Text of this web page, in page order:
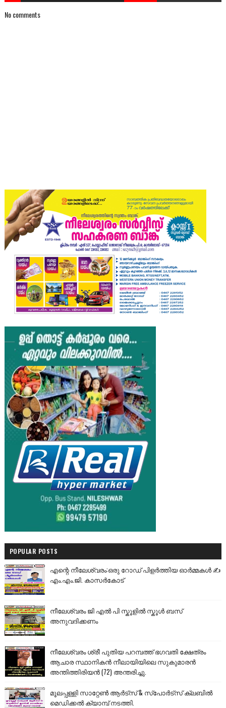
No comments
POPULAR POSTS
എന്റെ നീലേശ്വരം:ഒരു റോഡ് പിളർത്തിയ ഓർമ്മകൾ ✍️
എം.എം.ജി. കാസർകോട്
നീലേശ്വരം ജി എൽ പി സ്കൂളിൽ സ്കൂൾ ബസ്
അനുവദിക്കണം
നീലേശ്വരം ശ്രീ പുതിയ പറമ്പത്ത് ഭഗവതി ക്ഷേത്രം
ആചാര സ്ഥാനികൻ നീലായിയിലെ സുകുമാരൻ
അന്തിത്തിരിയൻ (72) അന്തരിച്ചു.
മൂലപ്പള്ളി സാറ്റേൺ ആർട്സ് & സ്പോർട്സ് ക്ലബിൽ
മെഡിക്കൽ ക്യാമ്പ് നടത്തി.